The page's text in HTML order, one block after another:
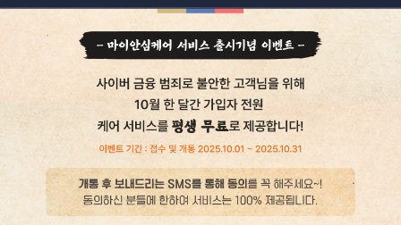
배경이미지